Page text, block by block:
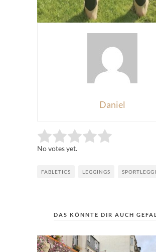
Daniel
Rate this item: Submit Rating
No votes yet.
FABLETICS LEGGINGS
DAS KÖNNTE DIR AUCH